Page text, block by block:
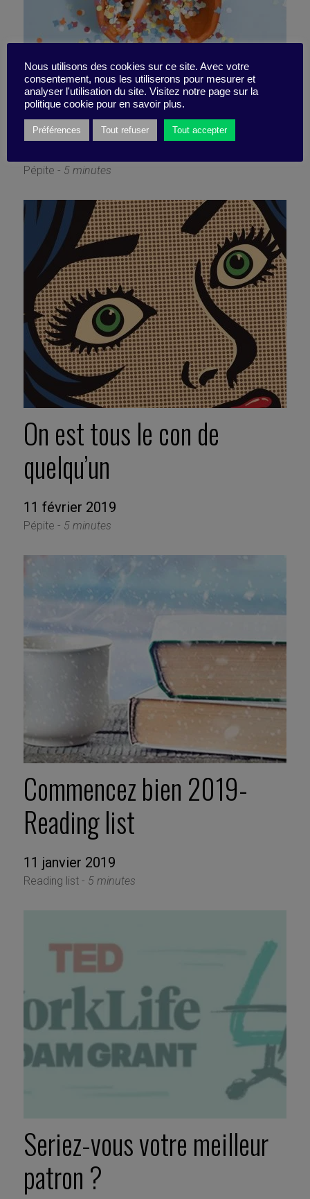
Inhibée, votre créativité ?
Pépite - 5 minutes
On est tous le con de
quelqu’un
11 février 2019
Pépite - 5 minutes
Commencez bien 2019-
Reading list
11 janvier 2019
Reading list - 5 minutes
Seriez-vous votre meilleur
patron ?
Nous utilisons des cookies sur ce site. Avec votre
consentement, nous les utiliserons pour mesurer et
analyser l'utilisation du site. Visitez notre page sur la
politique cookie pour en savoir plus.
Préférences Tout refuser Tout accepter